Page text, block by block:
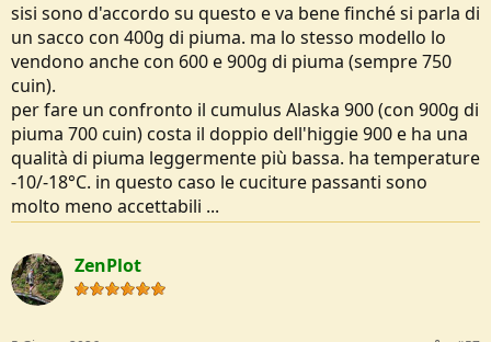
sisi sono d'accordo su questo e va bene finché si parla di
un sacco con 400g di piuma. ma lo stesso modello lo
vendono anche con 600 e 900g di piuma (sempre 750
cuin).
per fare un confronto il cumulus Alaska 900 (con 900g di
piuma 700 cuin) costa il doppio dell'higgie 900 e ha una
qualità di piuma leggermente più bassa. ha temperature
-10/-18°C. in questo caso le cuciture passanti sono
molto meno accettabili ...
ZenPlot